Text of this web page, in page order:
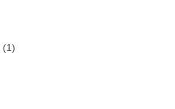
(1)